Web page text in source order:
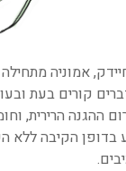
אמוניה
קורים בעת
ההגנה הרירית,
בדופן הקיבה ללא